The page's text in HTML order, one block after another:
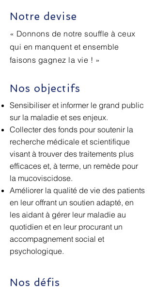
Notre devise
« Donnons de notre souffle à ceux
qui en manquent et ensemble
faisons gagnez la vie ! »
Nos objectifs
Sensibiliser et informer le grand public
sur la maladie et ses enjeux.
Collecter des fonds pour soutenir la
recherche médicale et scientifique
visant à trouver des traitements plus
efficaces et, à terme, un remède pour
la mucoviscidose.
Améliorer la qualité de vie des patients
en leur offrant un soutien adapté, en
les aidant à gérer leur maladie au
quotidien et en leur procurant un
accompagnement social et
psychologique.
Nos défis